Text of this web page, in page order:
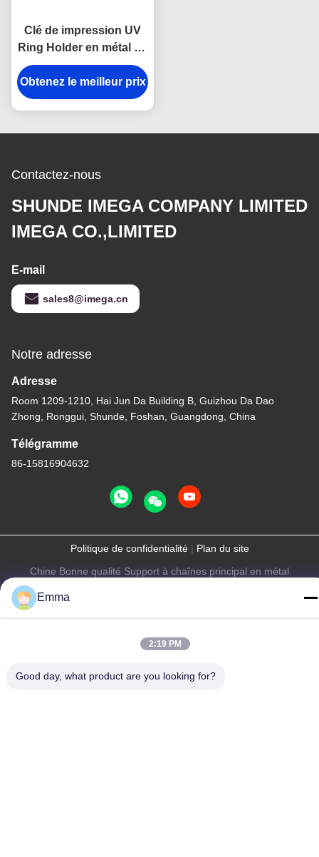
Clé de impression UV
Ring Holder en métal de
Chambre de chariot de
porte-clés mignon
symbolique de forme
Obtenez le meilleur prix
Contactez-nous
SHUNDE IMEGA COMPANY LIMITED
IMEGA CO.,LIMITED
E-mail
sales8@imega.cn
Notre adresse
Adresse
Room 1209-1210, Hai Jun Da Building B, Guizhou Da Dao
Zhong, Ronggui, Shunde, Foshan, Guangdong, China
Télégramme
86-15816904632
Politique de confidentialité| Plan du site
Chine Bonne qualité Support à chaînes principal en métal
Fournisseur. Copyright © -2026 SHUNDE IMEGA COMPANY
LIMITED IMEGA CO.,LIMITED . Tous droits réservés.
Emma
2:19 PM
Good day, what product are you looking for?